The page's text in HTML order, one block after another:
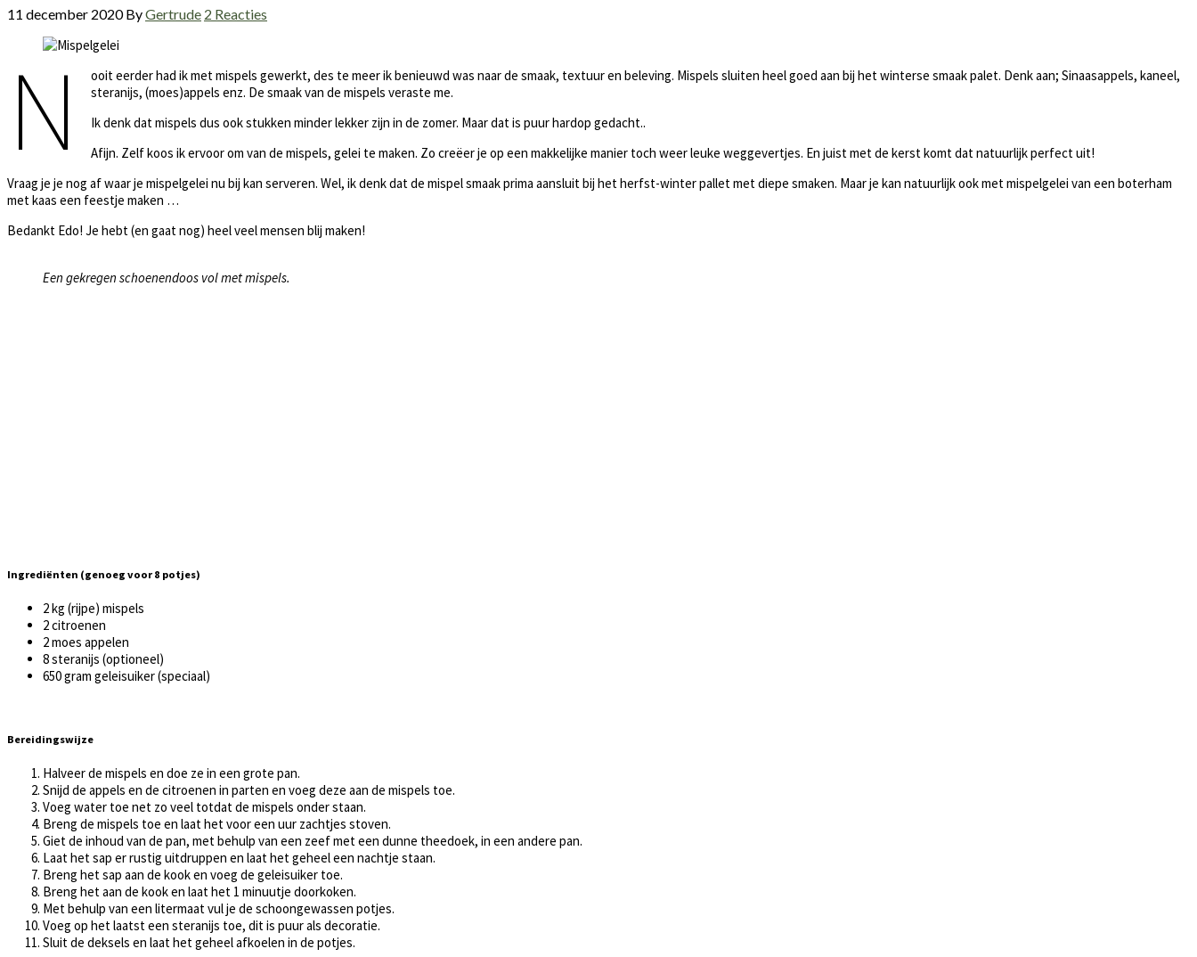
11 december 2020ByGertrude 2 Reacties
N
ooit eerder had ik met mispels gewerkt, des te meer ik benieuwd was naar de smaak, textuur en beleving. Mispels sluiten heel goed aan bij het winterse smaak palet. Denk aan; Sinaasappels, kaneel,
steranijs, (moes)appels enz. De smaak van de mispels veraste me.
Ik denk dat mispels dus ook stukken minder lekker zijn in de zomer. Maar dat is puur hardop gedacht..
Afijn. Zelf koos ik ervoor om van de mispels, gelei te maken. Zo creëer je op een makkelijke manier toch weer leuke weggevertjes. En juist met de kerst komt dat natuurlijk perfect uit!
Vraag je je nog af waar je mispelgelei nu bij kan serveren. Wel, ik denk dat de mispel smaak prima aansluit bij het herfst-winter pallet met diepe smaken. Maar je kan natuurlijk ook met mispelgelei van een boterham
met kaas een feestje maken …
Bedankt Edo! Je hebt (en gaat nog) heel veel mensen blij maken!
Een gekregen schoenendoos vol met mispels.
Ingrediënten (genoeg voor 8 potjes)
2 kg (rijpe) mispels
2 citroenen
2 moes appelen
8 steranijs (optioneel)
650 gram geleisuiker (speciaal)
Bereidingswijze
Halveer de mispels en doe ze in een grote pan.
Snijd de appels en de citroenen in parten en voeg deze aan de mispels toe.
Voeg water toe net zo veel totdat de mispels onder staan.
Breng de mispels toe en laat het voor een uur zachtjes stoven.
Giet de inhoud van de pan, met behulp van een zeef met een dunne theedoek, in een andere pan.
Laat het sap er rustig uitdruppen en laat het geheel een nachtje staan.
Breng het sap aan de kook en voeg de geleisuiker toe.
Breng het aan de kook en laat het 1 minuutje doorkoken.
Met behulp van een litermaat vul je de schoongewassen potjes.
Voeg op het laatst een steranijs toe, dit is puur als decoratie.
Sluit de deksels en laat het geheel afkoelen in de potjes.